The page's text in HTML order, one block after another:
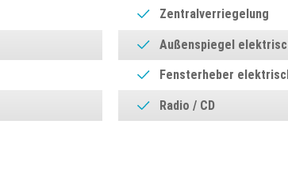
Zentralverriegelung
Außenspiegel
Fensterheber
Radio / CD